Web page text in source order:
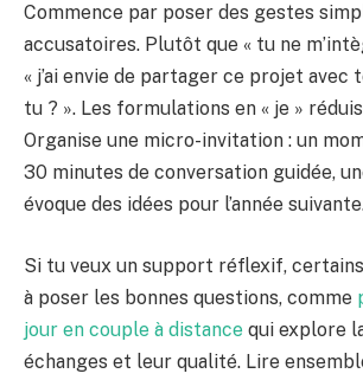
Commence par poser des gestes
accusatoires. Plutôt que « tu ne
« j’ai envie de partager ce projet avec
tu ? ». Les formulations en « je »
Organise une micro-invitation : un
30 minutes de conversation guidée,
évoque des idées pour l’année
Si tu veux un support réflexif,
à poser les bonnes questions, comme
jour en couple à distance qui explore
échanges et leur qualité. Lire